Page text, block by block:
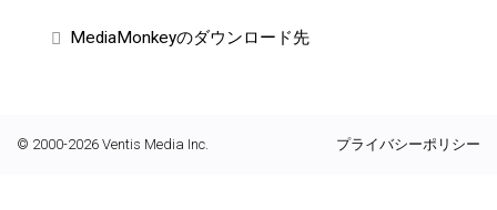
MediaMonkeyのダウンロード先
© 2000-2026 Ventis Media Inc. プライバシーポリシー